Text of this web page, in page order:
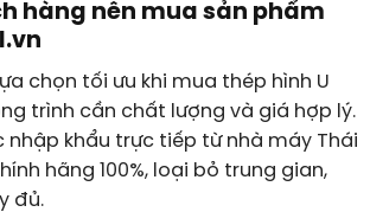
hàng nên mua sản phẩm
chọn tối ưu khi mua thép hình U
trình cần chất lượng và giá hợp lý.
nhập khẩu trực tiếp từ nhà máy Thái
hãng 100%, loại bỏ trung gian,
đủ.